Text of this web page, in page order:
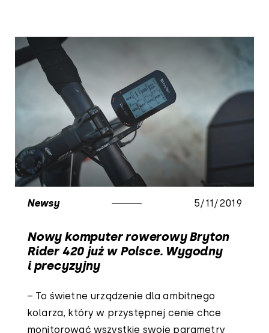
Newsy 5/11/2019
Nowy komputer rowerowy Bryton
Rider 420 już w Polsce. Wygodny
i precyzyjny
– To świetne urządzenie dla ambitnego
kolarza, który w przystępnej cenie chce
monitorować wszystkie swoje parametry